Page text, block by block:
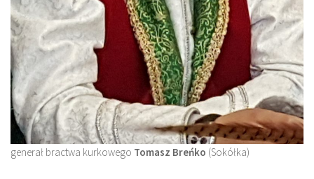
generał bractwa kurkowego Tomasz Breńko (Sokółka)